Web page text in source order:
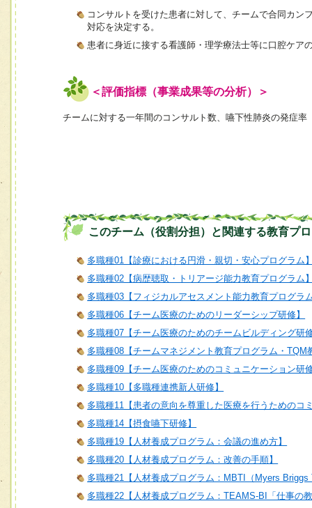
コンサルトを受けた患者に対して、チームで合同カ
対応を決定する。
患者に身近に接する看護師・理学療法士等に口腔ケア
＜評価指標（事業成果等の分析）＞
チームに対する一年間のコンサルト数、嚥下性肺炎の発症率
このチーム（役割分担）と関連する教育プ
多職種01【診療における円滑・親切・安心プログラム
多職種02【病歴聴取・トリアージ能力教育プログラム
多職種03【フィジカルアセスメント能力教育プログラ
多職種06【チーム医療のためのリーダーシップ研修】
多職種07【チーム医療のためのチームビルディング研
多職種08【チームマネジメント教育プログラム・TQM
多職種09【チーム医療のためのコミュニケーション研
多職種10【多職種連携新人研修】
多職種11【患者の意向を尊重した医療を行うためのコ
多職種14【摂食嚥下研修】
多職種19【人材養成プログラム：会議の進め方】
多職種20【人材養成プログラム：改善の手順】
多職種21【人材養成プログラム：MBTI（Myers
多職種22【人材養成プログラム：TEAMS-BI「仕事の